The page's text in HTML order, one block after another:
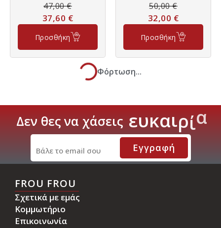
47,00€
37,60 €
Προσθήκη
50,00€
32,00 €
Προσθήκη
Φόρτωση...
Δεν θες να χάσεις ευκαιρία
Εγγραφή
FROU FROU
Σχετικά με εμάς
Κομμωτήριο
Επικοινωνία